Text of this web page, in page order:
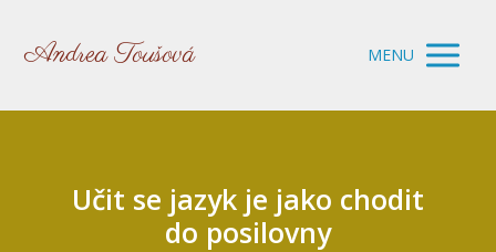
Andrea Toušová MENU
Učit se jazyk je jako chodit
do posilovny